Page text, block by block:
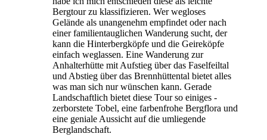
Bergtour zu klassifizieren. Wer wegloses
Gelände als unangenehm empfindet oder nach
einer familientauglichen Wanderung sucht, der
kann die Hinterbergköpfe und die Geireköpfe
einfach weglassen. Eine Wanderung zur
Anhalterhütte mit Aufstieg über das Faselfeiltal
und Abstieg über das Brennhüttental bietet alles
was man sich nur wünschen kann. Gerade
Landschaftlich bietet diese Tour so einiges -
zerborstete Tobel, eine farbenfrohe Bergflora und
eine geniale Aussicht auf die umliegende
Berglandschaft.